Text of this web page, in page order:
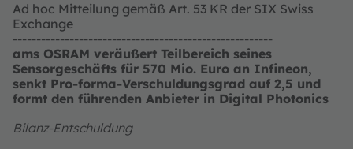
Ad hoc Mitteilung gemäß Art. 53 KR der SIX Swiss
Exchange
-------------------------------------------------------
ams OSRAM veräußert Teilbereich seines
Sensorgeschäfts für 570 Mio. Euro an Infineon,
senkt Pro-forma-Verschuldungsgrad auf 2,5 und
formt den führenden Anbieter in Digital Photonics
Bilanz-Entschuldung